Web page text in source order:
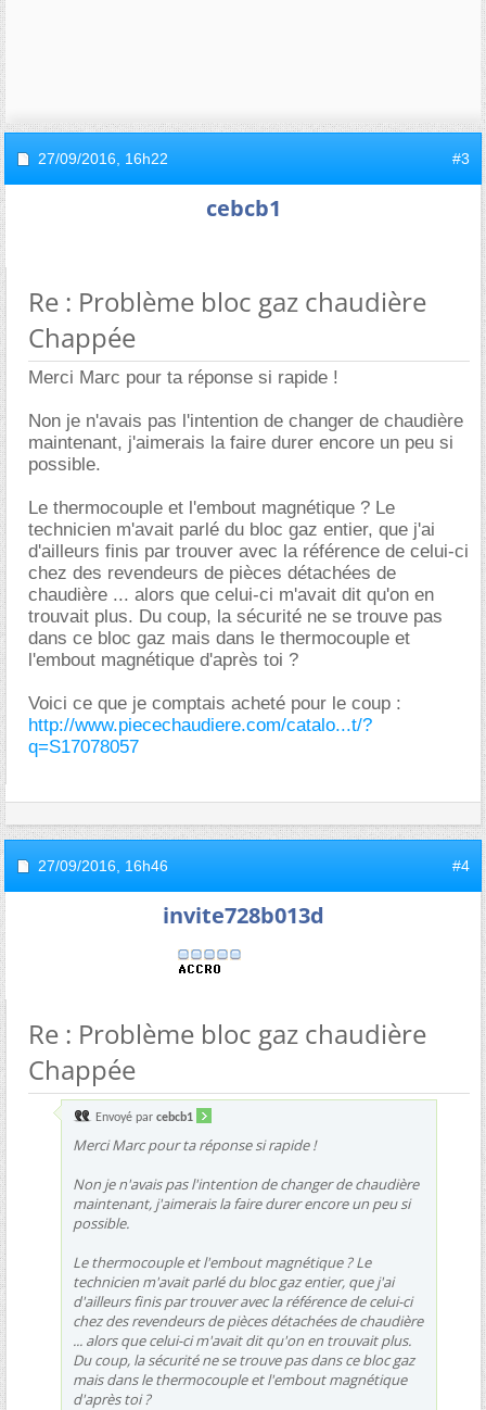
27/09/2016, 16h22 #3
cebcb1
Re : Problème bloc gaz chaudière
Chappée
Merci Marc pour ta réponse si rapide !
Non je n'avais pas l'intention de changer de chaudière
maintenant, j'aimerais la faire durer encore un peu si
possible.
Le thermocouple et l'embout magnétique ? Le
technicien m'avait parlé du bloc gaz entier, que j'ai
d'ailleurs finis par trouver avec la référence de celui-ci
chez des revendeurs de pièces détachées de
chaudière ... alors que celui-ci m'avait dit qu'on en
trouvait plus. Du coup, la sécurité ne se trouve pas
dans ce bloc gaz mais dans le thermocouple et
l'embout magnétique d'après toi ?
Voici ce que je comptais acheté pour le coup :
http://www.piecechaudiere.com/catalo...t/?
q=S17078057
27/09/2016, 16h46 #4
invite728b013d
Re : Problème bloc gaz chaudière
Chappée
Envoyé par cebcb1
Merci Marc pour ta réponse si rapide !
Non je n'avais pas l'intention de changer de chaudière
maintenant, j'aimerais la faire durer encore un peu si
possible.
Le thermocouple et l'embout magnétique ? Le
technicien m'avait parlé du bloc gaz entier, que j'ai
d'ailleurs finis par trouver avec la référence de celui-ci
chez des revendeurs de pièces détachées de chaudière
... alors que celui-ci m'avait dit qu'on en trouvait plus.
Du coup, la sécurité ne se trouve pas dans ce bloc gaz
mais dans le thermocouple et l'embout magnétique
d'après toi ?